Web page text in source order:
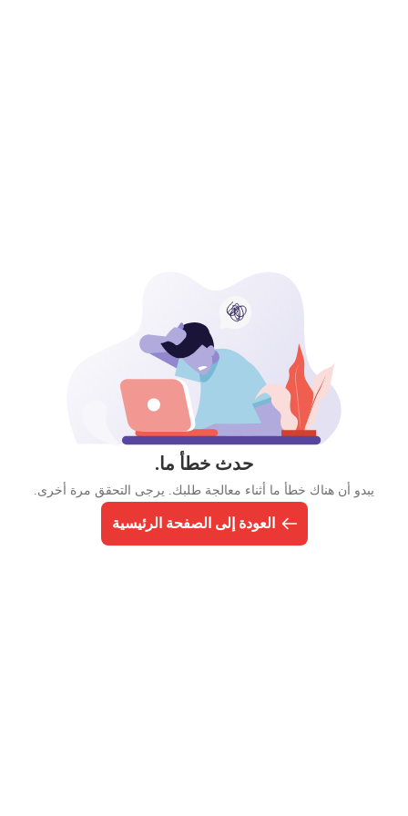
حدث خطأ ما.
يبدو أن هناك خطأ ما أثناء معالجة طلبك. يرجى التحقق مرة أخرى.
العودة إلى الصفحة الرئيسية